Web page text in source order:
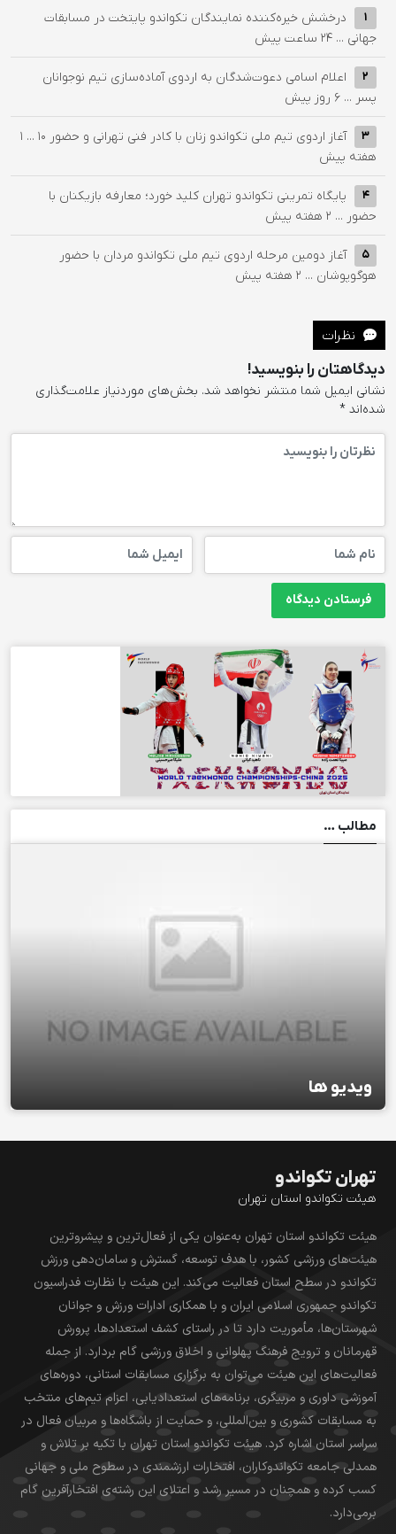
1
درخشش خیره‌کننده نمایندگان تکواندو پایتخت در مسابقات
جهانی ... 24 ساعت پیش
2
اعلام اسامی دعوت‌شدگان به اردوی آماده‌سازی تیم نوجوانان
پسر ... 6 روز پیش
3 آغاز اردوی تیم ملی تکواندو زنان با کادر فنی تهرانی و حضور ۱۰ ...
1
هفته پیش
4
پایگاه تمرینی تکواندو تهران کلید خورد؛ معارفه بازیکنان با
حضور ... 2 هفته پیش
5
آغاز دومین مرحله اردوی تیم ملی تکواندو مردان با حضور
هوگوپوشان ... 2 هفته پیش
نظرات
دیدگاهتان را بنویسید!
نشانی ایمیل شما منتشر نخواهد شد. بخش‌های موردنیاز علامت‌گذاری
شده‌اند *
مطالب …
ویدیو ها
تهران تکواندو
هیئت تکواندو استان تهران
هیئت تکواندو استان تهران به‌عنوان یکی از فعال‌ترین و پیشروترین
هیئت‌های ورزشی کشور، با هدف توسعه، گسترش و سامان‌دهی ورزش
تکواندو در سطح استان فعالیت می‌کند. این هیئت با نظارت فدراسیون
تکواندو جمهوری اسلامی ایران و با همکاری ادارات ورزش و جوانان
شهرستان‌ها، مأموریت دارد تا در راستای کشف استعدادها، پرورش
قهرمانان و ترویج فرهنگ پهلوانی و اخلاق ورزشی گام بردارد. از جمله
فعالیت‌های این هیئت می‌توان به برگزاری مسابقات استانی، دوره‌های
آموزشی داوری و مربیگری، برنامه‌های استعدادیابی، اعزام تیم‌های منتخب
به مسابقات کشوری و بین‌المللی، و حمایت از باشگاه‌ها و مربیان فعال در
سراسر استان اشاره کرد. هیئت تکواندو استان تهران با تکیه بر تلاش و
همدلی جامعه تکواندوکاران، افتخارات ارزشمندی در سطوح ملی و جهانی
کسب کرده و همچنان در مسیر رشد و اعتلای این رشته‌ی افتخارآفرین گام
برمی‌دارد.